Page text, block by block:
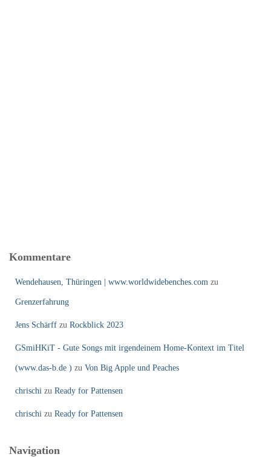
Kommentare
Wendehausen, Thüringen | www.worldwidebenches.com zu
Grenzerfahrung
Jens Schärff zu Rockblick 2023
GSmiHKiT - Gute Songs mit irgendeinem Home-Kontext im Titel
(www.das-b.de ) zu Von Big Apple und Peaches
chrischi zu Ready for Pattensen
chrischi zu Ready for Pattensen
Navigation